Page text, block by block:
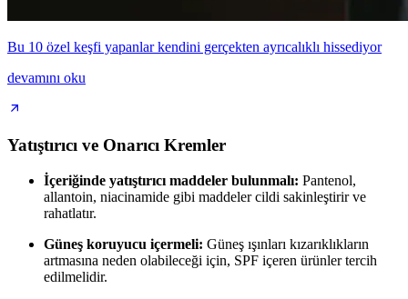
Bu 10 özel keşfi yapanlar kendini gerçekten ayrıcalıklı hissediyor
devamını oku
Yatıştırıcı ve Onarıcı Kremler
İçeriğinde yatıştırıcı maddeler bulunmalı: Pantenol,
allantoin, niacinamide gibi maddeler cildi sakinleştirir ve
rahatlatır.
Güneş koruyucu içermeli: Güneş ışınları kızarıklıkların
artmasına neden olabileceği için, SPF içeren ürünler tercih
edilmelidir.